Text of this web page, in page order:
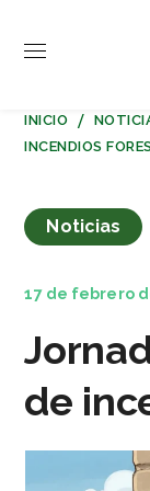
INICIO
INCENDIOS
Noticias
17 de febrero
de